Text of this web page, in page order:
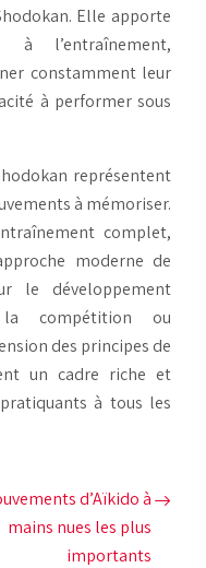
Elle apporte
à l’entraînement,
constamment leur
à performer sous
représentent
à mémoriser.
complet,
moderne de
le développement
compétition ou
des principes de
un cadre riche et
à tous les
d’Aïkido à
mains nues les plus
importants